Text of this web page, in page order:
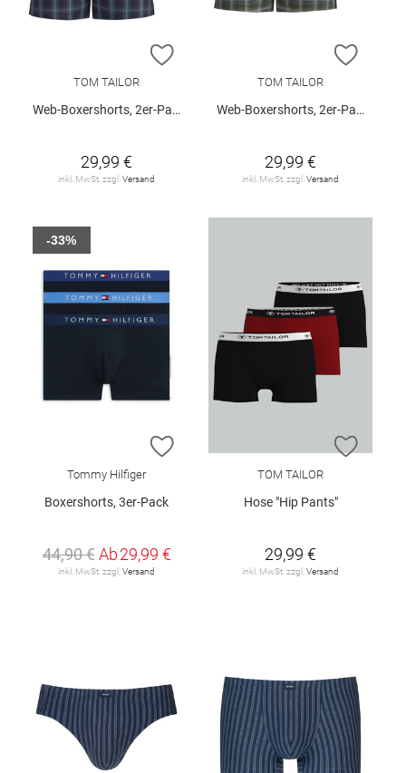
ZUR WUNSCHLISTE HINZUFÜGEN
TOM TAILOR
Web-Boxershorts, 2er-Pack
29,99 €
inkl. MwSt. zzgl. Versand
ZUR
TOM TAILOR
Web-Boxershorts, 2er-Pack
29,99 €
inkl. MwSt. zzgl. Versand
ZUR WUNSCHLISTE HINZUFÜGEN
Tommy Hilfiger
Boxershorts, 3er-Pack
44,90 € Ab29,99 €
inkl. MwSt. zzgl. Versand
-33%
ZUR
TOM TAILOR
Hose "Hip Pants"
29,99 €
inkl. MwSt. zzgl. Versand